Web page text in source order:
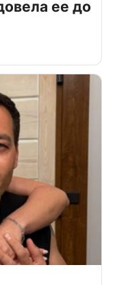
ее до